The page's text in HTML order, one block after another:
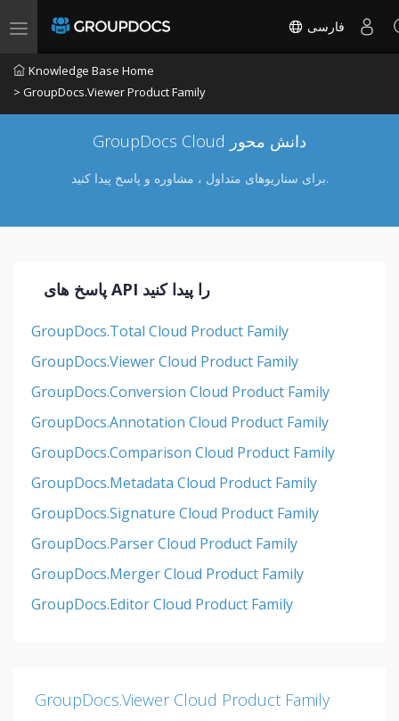
Toggle navigation فارسی
Knowledge Base Home
> GroupDocs.Viewer Product Family
GroupDocs Cloud دانش محور
برای سناریوهای متداول ، مشاوره و پاسخ پیدا کنید.
پاسخ های API را پیدا کنید
GroupDocs.Total Cloud Product Family
GroupDocs.Viewer Cloud Product Family
GroupDocs.Conversion Cloud Product Family
GroupDocs.Annotation Cloud Product Family
GroupDocs.Comparison Cloud Product Family
GroupDocs.Metadata Cloud Product Family
GroupDocs.Signature Cloud Product Family
GroupDocs.Parser Cloud Product Family
GroupDocs.Merger Cloud Product Family
GroupDocs.Editor Cloud Product Family
GroupDocs.Viewer Cloud Product Family